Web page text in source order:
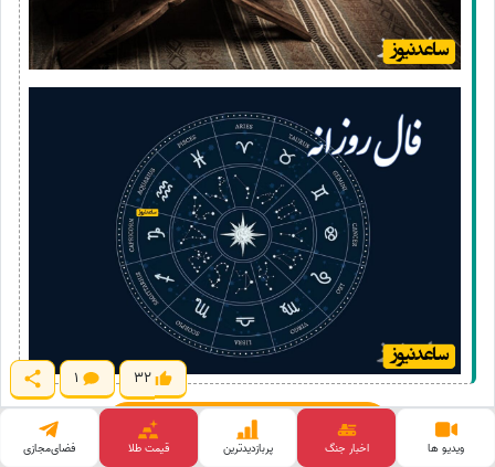
سایر فال های روزانه را ببینید
32
1
ویدیو ها اخبار جنگ پربازدید‌ترین قیمت طلا فضای‌مجازی